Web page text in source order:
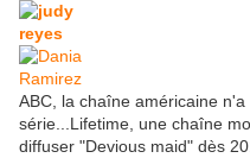
ABC, la chaîne américaine
série...Lifetime, une chaîne
diffuser "Devious maid" dès